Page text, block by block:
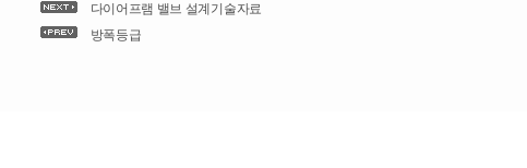
다이어프램 밸브 설계기술자료
방폭등급